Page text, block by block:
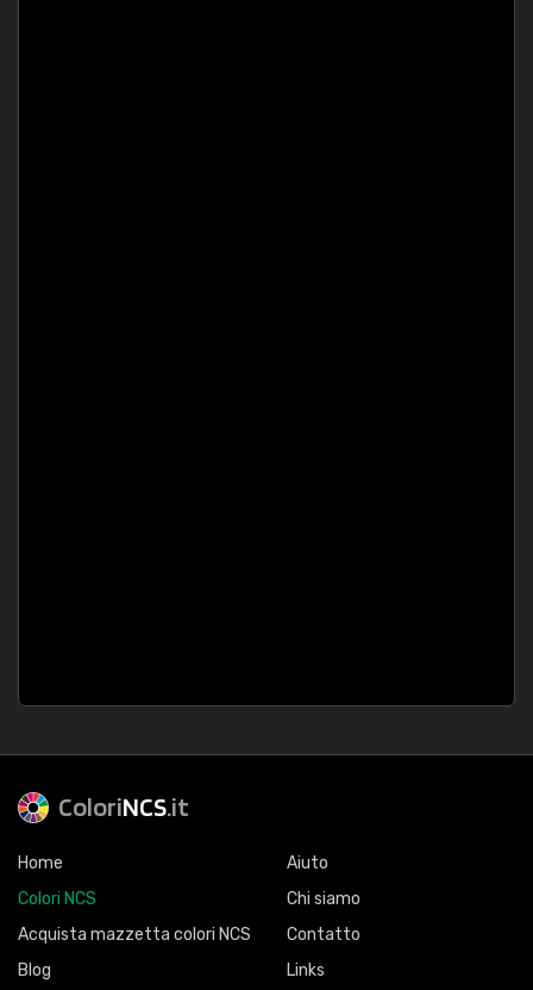
ColoriNCS.it
Home
Colori NCS
Acquista mazzetta colori NCS
Blog
Aiuto
Chi siamo
Contatto
Links